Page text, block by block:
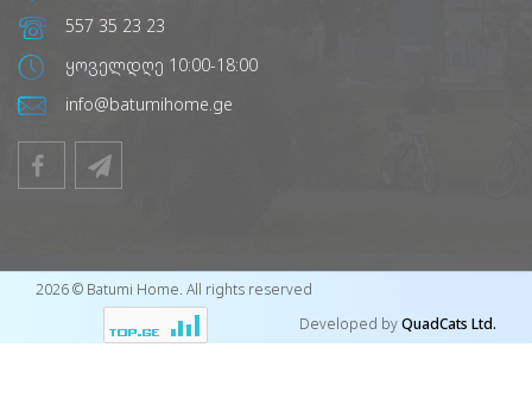
557 35 23 23
ყოველდღე 10:00-18:00
info@batumihome.ge
2026 © Batumi Home. All rights reserved
Developed byQuadCats Ltd.